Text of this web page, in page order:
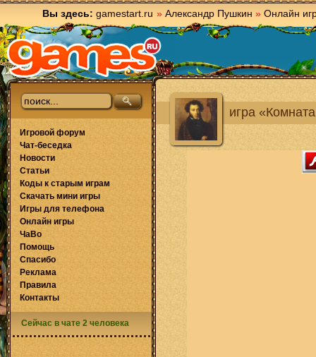
Вы здесь: gamestart.ru » Александр Пушкин » Онлайн
игра
Игровой форум
Чат-беседка
Новости
Статьи
Коды к старым играм
Скачать мини игры
Игры для телефона
Онлайн игры
ЧаВо
Помощь
Спасибо
Реклама
Правила
Контакты
Сейчас в чате 2 человека